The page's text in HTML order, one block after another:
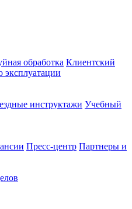
обработка Клиентский
эксплуатации
инструктажи Учебный
Пресс-центр Партнеры и